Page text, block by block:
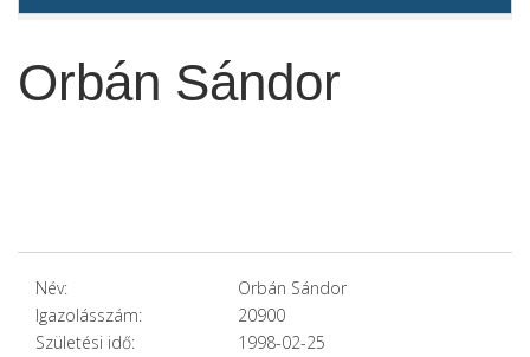
Orbán Sándor
Név:
Orbán Sándor
Igazolásszám:
20900
Születési idő:
1998-02-25